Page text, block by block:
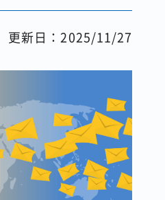
お問い合わせ
更新日：2025/11/27